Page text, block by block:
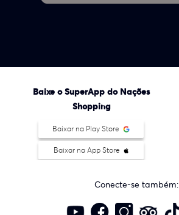
Baixe o SuperApp do Nações
Shopping
Baixar na Play Store
Baixar na App Store
Conecte-se também: